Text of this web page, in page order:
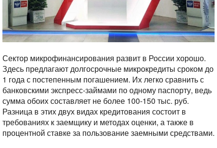
Сектор микрофинансирования развит в России хорошо.
Здесь предлагают долгосрочные микрокредиты сроком до
1 года с постепенным погашением. Их легко сравнить с
банковскими экспресс-займами по одному паспорту, ведь
сумма обоих составляет не более 100-150 тыс. руб.
Разница в этих двух видах кредитования состоит в
требованиях к заемщику и методах оценки, а также в
процентной ставке за пользование заемными средствами.